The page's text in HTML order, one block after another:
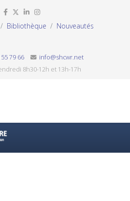
Bibliothèque
Nouveautés
79 66
info@shcwr.net
8h30-12h et 13h-17h